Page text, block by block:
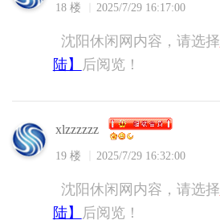
18 楼 2025/7/29 16:17:00
沈阳休闲网内容，请选择
陆】
后阅览！
xlzzzzzz
19 楼 2025/7/29 16:32:00
沈阳休闲网内容，请选择
陆】
后阅览！